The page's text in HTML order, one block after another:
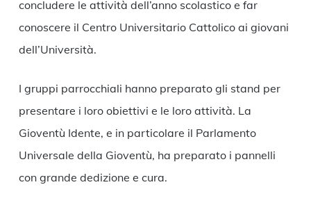
concludere le attività dell’anno scolastico e far
conoscere il Centro Universitario Cattolico ai giovani
dell’Università.
I gruppi parrocchiali hanno preparato gli stand per
presentare i loro obiettivi e le loro attività. La
Gioventù Idente, e in particolare il Parlamento
Universale della Gioventù, ha preparato i pannelli
con grande dedizione e cura.